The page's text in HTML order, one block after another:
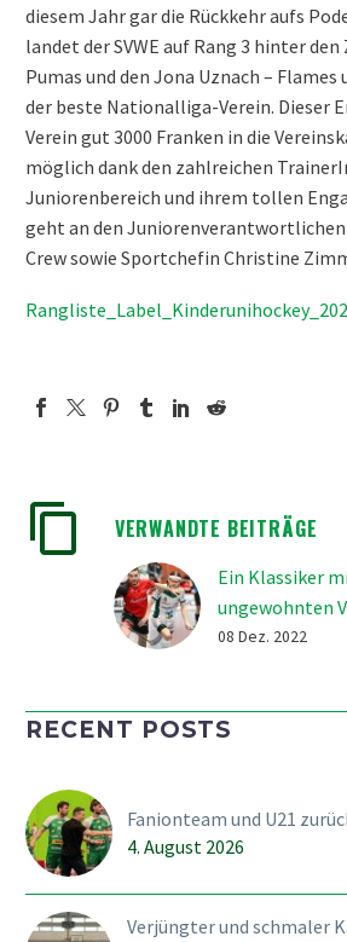
diesem Jahr gar die Rückkehr aufs
landet der SVWE auf Rang 3 hinter
Pumas und den Jona Uznach –
der beste Nationalliga-Verein. Dieser
Verein gut 3000 Franken in die
möglich dank den zahlreichen
Juniorenbereich und ihrem tollen
geht an den Juniorenverantwortlichen
Crew sowie Sportchefin Christine
VERWANDTE BEITRÄGE
Ein Klassiker
ungewohnten
Fanionteam am
Sportzentrum
(Spielbeginn
08 Dez. 2022
RECENT POSTS
Fanionteam und U21
4. August 2026
Verjüngter und schmaler